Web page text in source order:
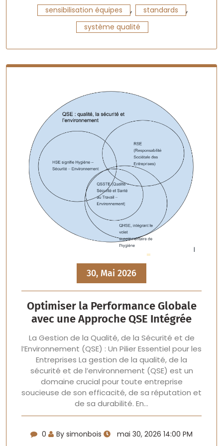
sensibilisation équipes , standards ,
système qualité
30, Mai 2026
Optimiser la Performance Globale
avec une Approche QSE Intégrée
La Gestion de la Qualité, de la Sécurité et de
l’Environnement (QSE) : Un Pilier Essentiel pour les
Entreprises La gestion de la qualité, de la
sécurité et de l’environnement (QSE) est un
domaine crucial pour toute entreprise
soucieuse de son efficacité, de sa réputation et
de sa durabilité. En…
0 By simonbois mai 30, 2026 14:00 PM